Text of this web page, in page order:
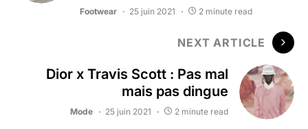
Footwear 25 juin 2021 2 minute read
NEXT ARTICLE
Dior x Travis Scott : Pas mal
mais pas dingue
Mode 25 juin 2021 2 minute read